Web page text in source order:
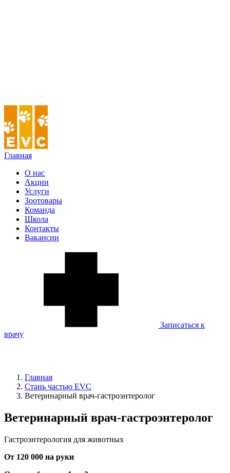
Главная
О нас
Акции
Услуги
Зоотовары
Команда
Школа
Контакты
Вакансии
Записаться к
врачу
Главная
Стань частью EVC
Ветеринарный врач-гастроэнтеролог
Ветеринарный врач-гастроэнтеролог
Гастроэнтерология для животных
От 120 000 на руки